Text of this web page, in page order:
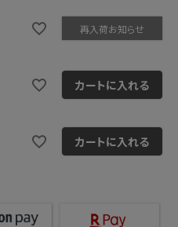
再入荷お知らせ
カートに入れる
カートに入れる